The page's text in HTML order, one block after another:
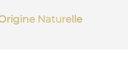
Naturelle